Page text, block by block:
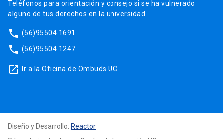
Teléfonos para orientación y consejo si se ha vulnerado
alguno de tus derechos en la universidad.
phone (56)95504 1691
phone (56)95504 1247
launch Ir a la Oficina de Ombuds UC
Diseño y Desarrollo: Reactor